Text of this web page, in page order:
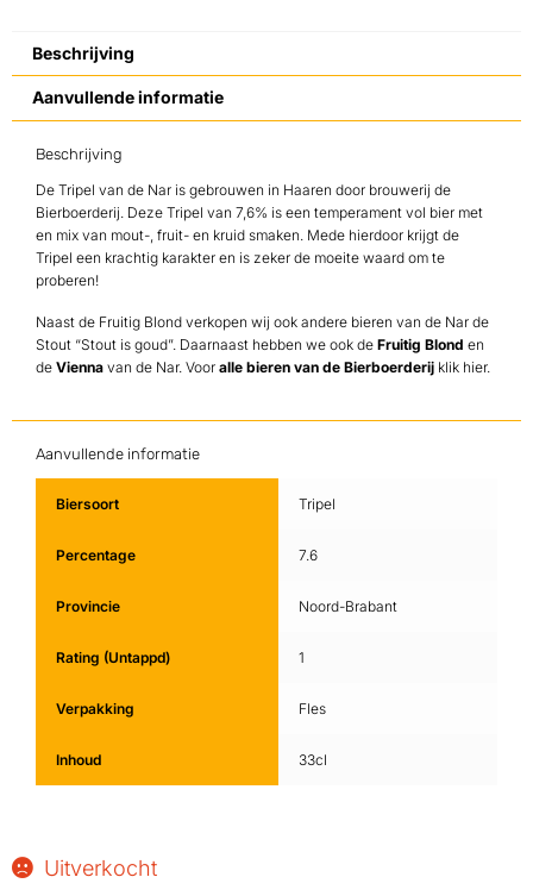
Beschrijving
Aanvullende informatie
Beschrijving
De Tripel van de Nar is gebrouwen in Haaren door brouwerij de
Bierboerderij. Deze Tripel van 7,6% is een temperament vol bier met
en mix van mout-, fruit- en kruid smaken. Mede hierdoor krijgt de
Tripel een krachtig karakter en is zeker de moeite waard om te
proberen!
Naast de Fruitig Blond verkopen wij ook andere bieren van de Nar de
Stout “Stout is goud”. Daarnaast hebben we ook de Fruitig Blond en
de Vienna van de Nar. Voor alle bieren van de Bierboerderij klik hier.
Aanvullende informatie
Biersoort Tripel
Percentage 7.6
Provincie Noord-Brabant
Rating (Untappd) 1
Verpakking Fles
Inhoud 33cl
Uitverkocht